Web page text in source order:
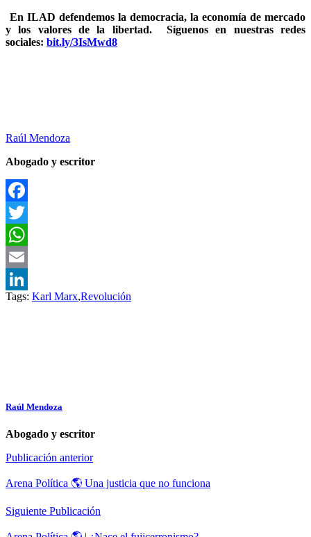
En ILAD defendemos la democracia, la economía de mercado
y los valores de la libertad.
Síguenos en nuestras redes
sociales: bit.ly/3IsMwd8
Raúl Mendoza
Abogado y escritor
Facebook
Twitter
WhatsApp
Email
LinkedIn
Tags: Karl Marx,Revolución
Raúl Mendoza
Abogado y escritor
Publicación anterior
Arena Política 🌎 Una justicia que no funciona
Siguiente Publicación